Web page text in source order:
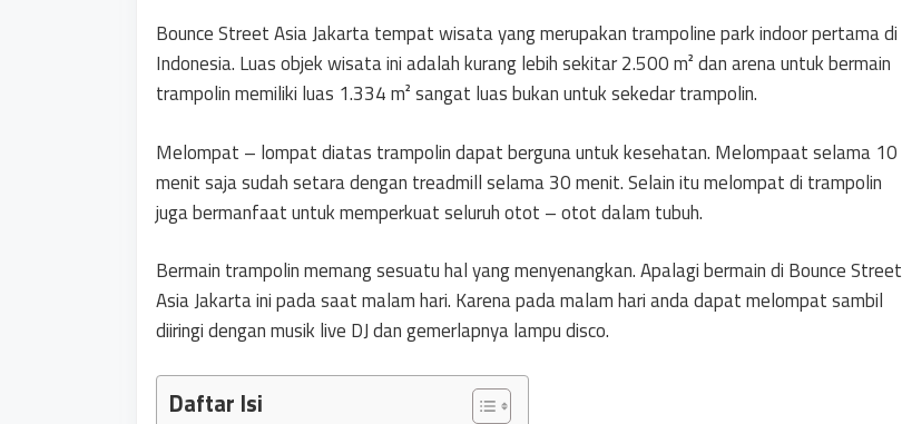
Bounce Street Asia Jakarta tempat wisata yang merupakan trampoline park indoor pertama di
Indonesia. Luas objek wisata ini adalah kurang lebih sekitar 2.500 m² dan arena untuk bermain
trampolin memiliki luas 1.334 m² sangat luas bukan untuk sekedar trampolin.
Melompat – lompat diatas trampolin dapat berguna untuk kesehatan. Melompaat selama 10
menit saja sudah setara dengan treadmill selama 30 menit. Selain itu melompat di trampolin
juga bermanfaat untuk memperkuat seluruh otot – otot dalam tubuh.
Bermain trampolin memang sesuatu hal yang menyenangkan. Apalagi bermain di Bounce Street
Asia Jakarta ini pada saat malam hari. Karena pada malam hari anda dapat melompat sambil
diiringi dengan musik live DJ dan gemerlapnya lampu disco.
Daftar Isi